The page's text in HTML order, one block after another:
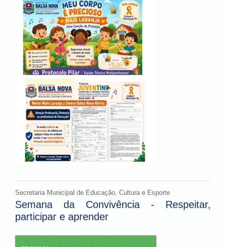
Secretaria Municipal de Educação, Cultura e Esporte
Semana da Convivência - Respeitar,
participar e aprender